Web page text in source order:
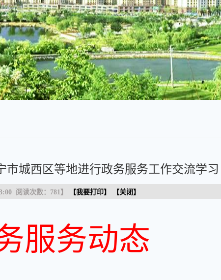
市城西区等地进行政务服务工作交流学习
阅读次数： 781 】 【我要打印】 【关闭 】
服务动态